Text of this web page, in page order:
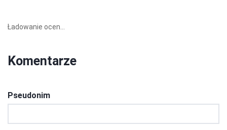
Ładowanie ocen...
Komentarze
Pseudonim